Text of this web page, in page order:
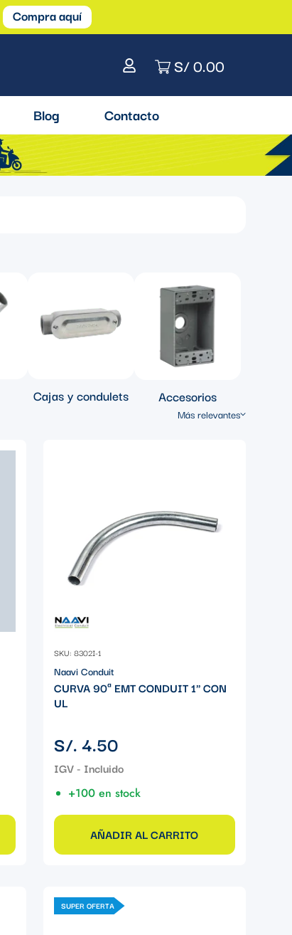
Compra aquí
S/ 0.00
Blog Contacto
Cajas y condulets Accesorios
Más relevantes
SKU: 8302I-1
Naavi Conduit
CURVA 90ª EMT CONDUIT 1" CON
UL
Precio
regular
S/. 4.50
+100 en stock
AÑADIR AL CARRITO
SUPER OFERTA